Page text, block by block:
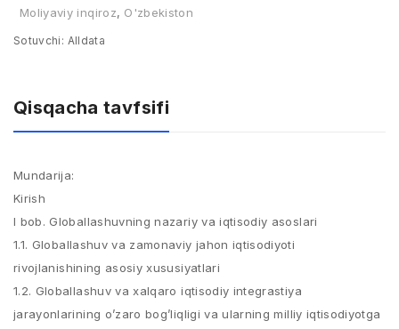
Moliyaviy inqiroz, O'zbekiston
Sotuvchi: Alldata
Qisqacha tavfsifi
Mundarija:
Kirish
I bob. Globallashuvning nazariy va iqtisodiy asoslari
1.1. Globallashuv va zamonaviy jahon iqtisodiyoti
rivojlanishining asosiy xususiyatlari
1.2. Globallashuv va xalqaro iqtisodiy integrastiya
jarayonlarining o’zaro bog’liqligi va ularning milliy iqtisodiyotga